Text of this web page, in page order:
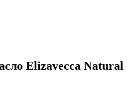
Elizavecca Natural